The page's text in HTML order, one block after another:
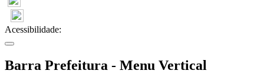
Acessibilidade:
Barra Prefeitura - Menu Vertical